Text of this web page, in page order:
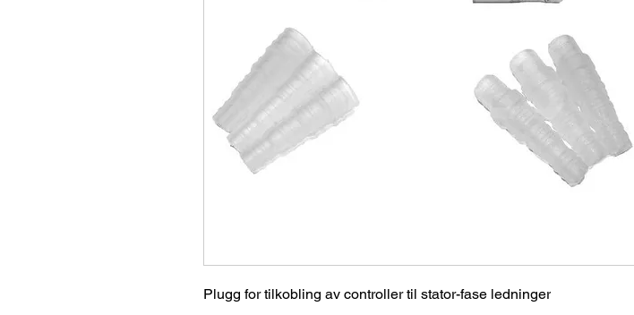
Plugg for tilkobling av controller til stator-fase ledninger